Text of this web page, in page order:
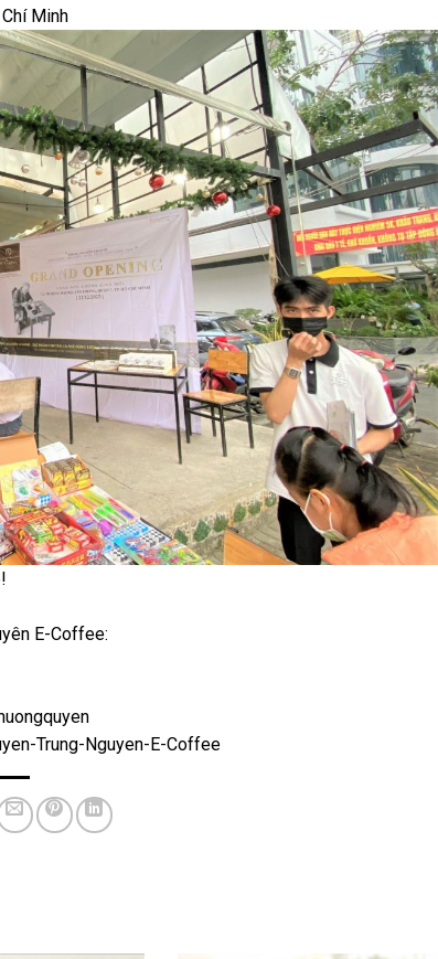
Minh​
E-Coffee:
Trung-Nguyen-E-Coffee